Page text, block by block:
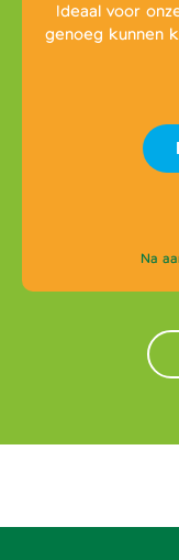
Ideaal voor
genoeg kunnen
Na